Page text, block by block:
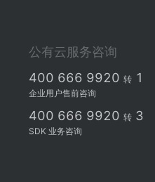
公有云服务咨询
400 666 9920 转 1
企业用户售前咨询
400 666 9920 转 3
SDK 业务咨询